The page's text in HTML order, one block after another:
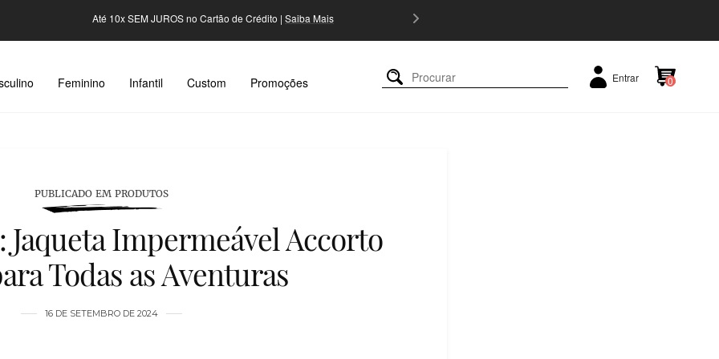
Até 10x SEM JUROS no Cartão de Crédito | Saiba Mais
Feminino Infantil Custom Promoções Entrar 0
PUBLICADO EM PRODUTOS
Jaqueta Impermeável Accorto
Todas as Aventuras
16 DE SETEMBRO DE 2024